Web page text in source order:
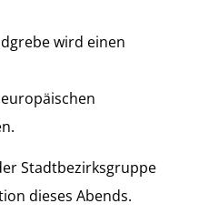
wird einen
Stadtbezirksgruppe
dieses Abends.